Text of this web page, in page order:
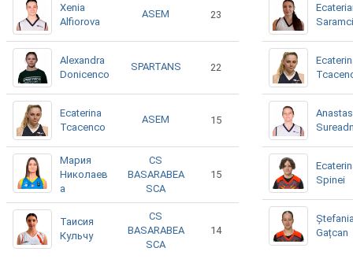
Xenia
Alfiorova
ASEM 23
Alexandra
Donicenco
SPARTANS 22
Ecaterina
Tcacenco
ASEM 15
Мария
Николаев
а
CS
BASARABEA
SCA
15
Таисия
Кульчу
CS
BASARABEA
SCA
14
Spinei
Ștefania
Gațcan